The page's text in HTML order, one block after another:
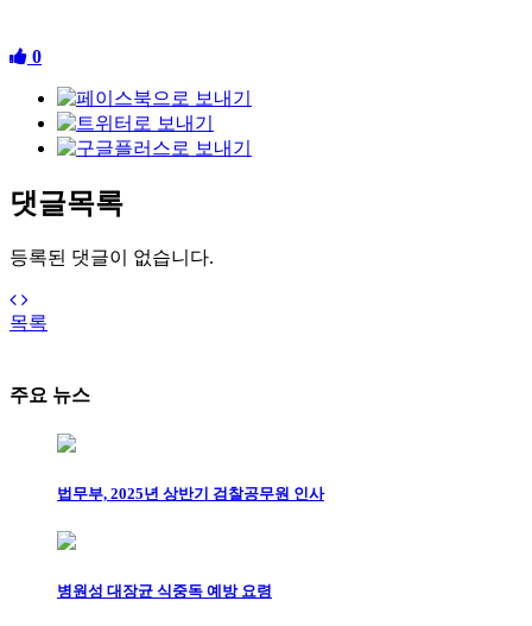
0
댓글목록
등록된 댓글이 없습니다.
목록
주요 뉴스
법무부, 2025년 상반기 검찰공무원 인사
병원성 대장균 식중독 예방 요령